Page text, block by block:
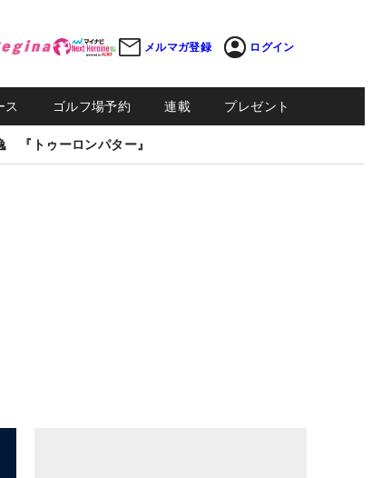
メルマガ登録 ログイン
ス ゴルフ場予約 連載 プレゼント
『トゥーロンパター』